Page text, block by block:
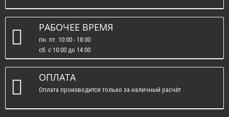
РАБОЧЕЕ ВРЕМЯ
пн. пт. 10:00 - 18:00
сб. c 10:00 до 14:00
вс. : выходные.
ОПЛАТА
Оплата производится только за наличный расчёт